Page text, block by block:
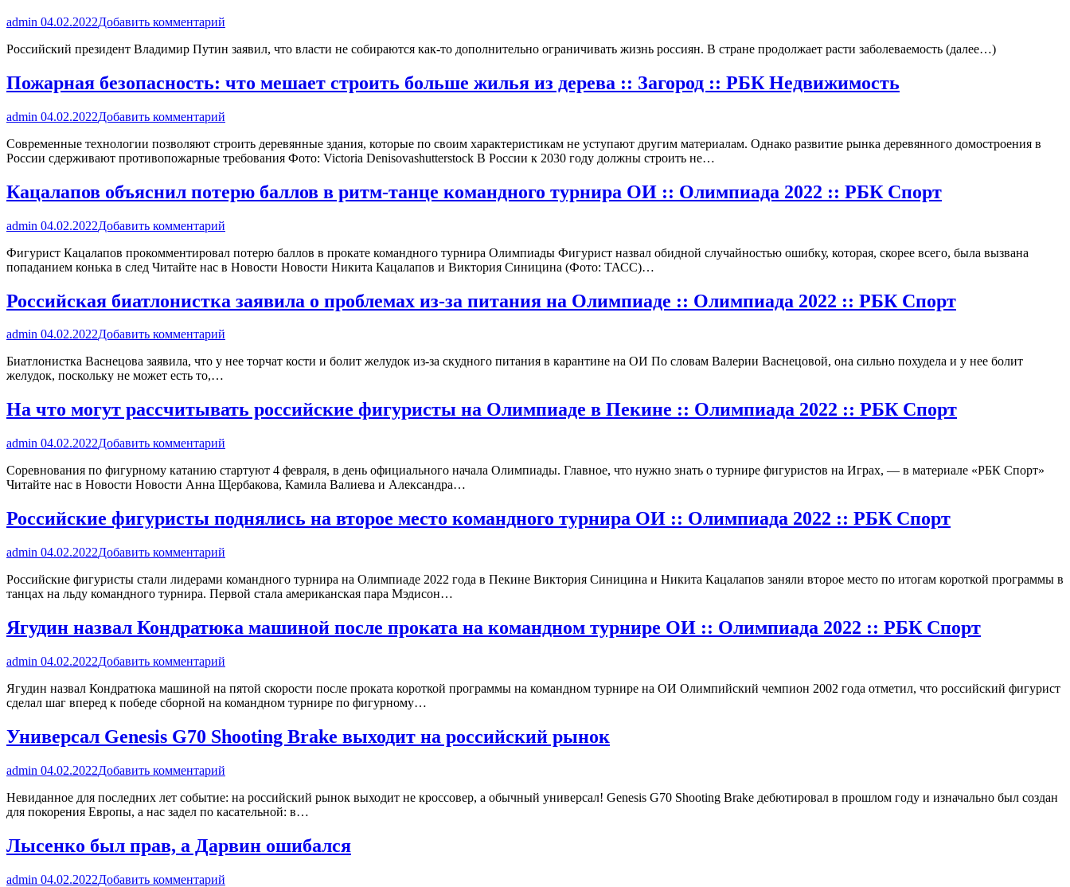
admin 04.02.2022Добавить комментарий
Российский президент Владимир Путин заявил, что власти не собираются как-то дополнительно ограничивать жизнь россиян. В стране продолжает расти заболеваемость (далее…)
Пожарная безопасность: что мешает строить больше жилья из дерева :: Загород :: РБК Недвижимость
admin 04.02.2022Добавить комментарий
Современные технологии позволяют строить деревянные здания, которые по своим характеристикам не уступают другим материалам. Однако развитие рынка деревянного домостроения в
России сдерживают противопожарные требования Фото: Victoria Denisovashutterstock В России к 2030 году должны строить не…
Кацалапов объяснил потерю баллов в ритм-танце командного турнира ОИ :: Олимпиада 2022 :: РБК Спорт
admin 04.02.2022Добавить комментарий
Фигурист Кацалапов прокомментировал потерю баллов в прокате командного турнира Олимпиады Фигурист назвал обидной случайностью ошибку, которая, скорее всего, была вызвана
попаданием конька в след Читайте нас в Новости Новости Никита Кацалапов и Виктория Синицина (Фото: ТАСС)…
Российская биатлонистка заявила о проблемах из-за питания на Олимпиаде :: Олимпиада 2022 :: РБК Спорт
admin 04.02.2022Добавить комментарий
Биатлонистка Васнецова заявила, что у нее торчат кости и болит желудок из-за скудного питания в карантине на ОИ По словам Валерии Васнецовой, она сильно похудела и у нее болит
желудок, поскольку не может есть то,…
На что могут рассчитывать российские фигуристы на Олимпиаде в Пекине :: Олимпиада 2022 :: РБК Спорт
admin 04.02.2022Добавить комментарий
Соревнования по фигурному катанию стартуют 4 февраля, в день официального начала Олимпиады. Главное, что нужно знать о турнире фигуристов на Играх, — в материале «РБК Спорт»
Читайте нас в Новости Новости Анна Щербакова, Камила Валиева и Александра…
Российские фигуристы поднялись на второе место командного турнира ОИ :: Олимпиада 2022 :: РБК Спорт
admin 04.02.2022Добавить комментарий
Российские фигуристы стали лидерами командного турнира на Олимпиаде 2022 года в Пекине Виктория Синицина и Никита Кацалапов заняли второе место по итогам короткой программы в
танцах на льду командного турнира. Первой стала американская пара Мэдисон…
Ягудин назвал Кондратюка машиной после проката на командном турнире ОИ :: Олимпиада 2022 :: РБК Спорт
admin 04.02.2022Добавить комментарий
Ягудин назвал Кондратюка машиной на пятой скорости после проката короткой программы на командном турнире на ОИ Олимпийский чемпион 2002 года отметил, что российский фигурист
сделал шаг вперед к победе сборной на командном турнире по фигурному…
Универсал Genesis G70 Shooting Brake выходит на российский рынок
admin 04.02.2022Добавить комментарий
Невиданное для последних лет событие: на российский рынок выходит не кроссовер, а обычный универсал! Genesis G70 Shooting Brake дебютировал в прошлом году и изначально был создан
для покорения Европы, а нас задел по касательной: в…
Лысенко был прав, а Дарвин ошибался
admin 04.02.2022Добавить комментарий